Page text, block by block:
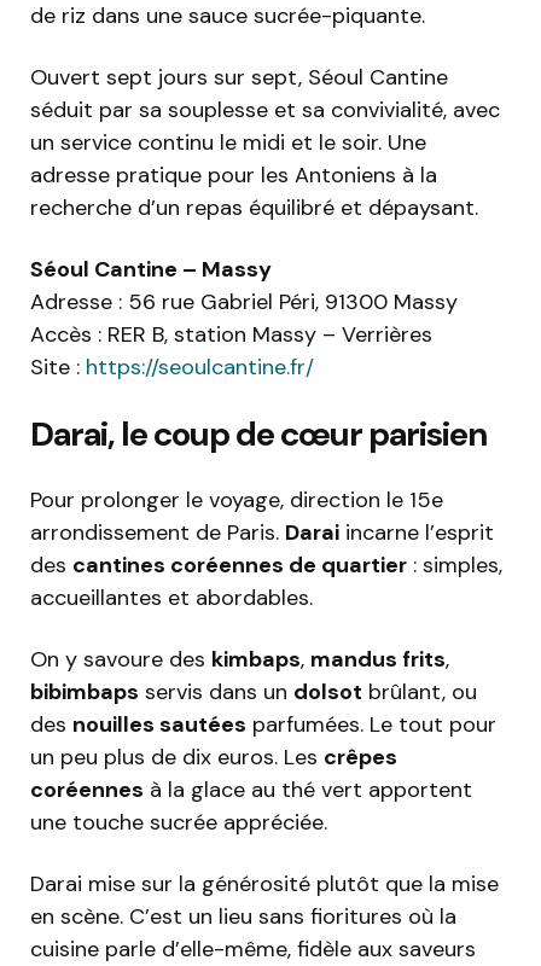
de riz dans une sauce sucrée-piquante.
Ouvert sept jours sur sept, Séoul Cantine
séduit par sa souplesse et sa convivialité, avec
un service continu le midi et le soir. Une
adresse pratique pour les Antoniens à la
recherche d’un repas équilibré et dépaysant.
Séoul Cantine – Massy
Adresse : 56 rue Gabriel Péri, 91300 Massy
Accès : RER B, station Massy – Verrières
Site : https://seoulcantine.fr/
Darai, le coup de cœur parisien
Pour prolonger le voyage, direction le 15e
arrondissement de Paris. Darai incarne l’esprit
des cantines coréennes de quartier : simples,
accueillantes et abordables.
On y savoure des kimbaps, mandus frits,
bibimbaps servis dans un dolsot brûlant, ou
des nouilles sautées parfumées. Le tout pour
un peu plus de dix euros. Les crêpes
coréennes à la glace au thé vert apportent
une touche sucrée appréciée.
Darai mise sur la générosité plutôt que la mise
en scène. C’est un lieu sans fioritures où la
cuisine parle d’elle-même, fidèle aux saveurs